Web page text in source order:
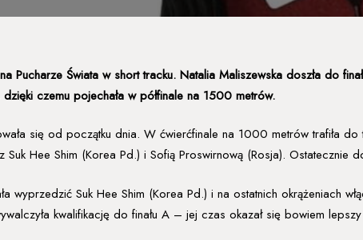
Pucharze Świata w short tracku. Natalia Maliszewska doszła do
czemu pojechała w półfinale na 1500 metrów.
się od początku dnia. W ćwierćfinale na 1000 metrów trafiła
Hee Shim (Korea Pd.) i Sofią Proswirnową (Rosja). Ostatecznie
wyprzedzić Suk Hee Shim (Korea Pd.) i na ostatnich okrążeniach
kwalifikację do finału A – jej czas okazał się bowiem